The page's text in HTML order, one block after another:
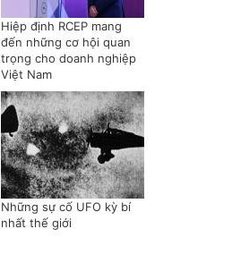
Hiệp định RCEP mang
đến những cơ hội quan
trọng cho doanh nghiệp
Việt Nam
Những sự cố UFO kỳ bí
nhất thế giới